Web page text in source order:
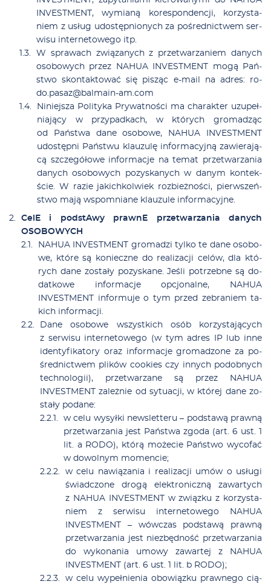
INVESTMENT, wy­mia­ną ko­re­spon­den­cji, ko­rzy­sta­
niem z usług udo­stęp­nio­nych za po­śred­nic­twem ser­
wi­su in­ter­ne­to­we­go itp.
W spra­wach zwią­za­nych z prze­twa­rza­niem da­nych
oso­bo­wych przez NAHUA INVESTMENT mo­gą Pań­
stwo skon­tak­to­wać się pi­sząc e-ma­il na ad­res: ro­
do.pa­sa­z@bal­ma­in-am.com
Ni­niej­sza Po­li­ty­ka Pry­wat­no­ści ma cha­rak­ter uzu­peł­
nia­ją­cy w przy­pad­kach, w któ­rych gro­ma­dząc
od Pań­stwa da­ne oso­bo­we, NAHUA INVESTMENT
udo­stęp­ni Pań­stwu klau­zu­lę in­for­ma­cyj­ną za­wie­ra­ją­
cą szcze­gó­ło­we in­for­ma­cje na te­mat prze­twa­rza­nia
da­nych oso­bo­wych po­zy­ska­nych w da­nym kon­tek­
ście. W ra­zie ja­kich­kol­wiek roz­bież­no­ści, pierw­szeń­
stwo ma­ją wspo­mnia­ne klau­zu­le in­for­ma­cyj­ne.
Ce­lE i pod­stAwy praw­nE prze­twa­rza­nia da­nych
OSOBOWYCH
NAHUA INVESTMENT gro­ma­dzi tyl­ko te da­ne oso­bo­
we, któ­re są ko­niecz­ne do re­ali­za­cji ce­lów, dla któ­
rych da­ne zo­sta­ły po­zy­ska­ne. Je­śli po­trzeb­ne są do­
dat­ko­we in­for­ma­cje opcjo­nal­ne, NAHUA
INVESTMENT in­for­mu­je o tym przed ze­bra­niem ta­
kich in­for­ma­cji.
Da­ne oso­bo­we wszyst­kich osób ko­rzy­sta­ją­cych
z ser­wi­su in­ter­ne­to­we­go (w tym ad­res IP lub in­ne
iden­ty­fi­ka­to­ry oraz in­for­ma­cje gro­ma­dzo­ne za po­
śred­nic­twem pli­ków co­okies czy in­nych po­dob­nych
tech­no­lo­gii), prze­twa­rza­ne są przez NAHUA
INVESTMENT za­leż­nie od sy­tu­acji, w któ­rej da­ne zo­
sta­ły poda­ne:
w ce­lu wy­sył­ki new­slet­te­ru – pod­sta­wą praw­ną
prze­twa­rza­nia jest Pań­stwa zgo­da (art. 6 ust. 1
lit. a RODO), któ­rą mo­że­cie Pań­stwo wy­co­fać
w do­wol­nym mo­men­cie;
w ce­lu na­wią­za­nia i re­ali­za­cji umów o usłu­gi
świad­czo­ne dro­gą elek­tro­nicz­ną za­war­tych
z NAHUA INVESTMENT w związ­ku z ko­rzy­sta­
niem z ser­wi­su in­ter­ne­to­we­go NAHUA
INVESTMENT – wów­czas pod­sta­wą praw­ną
prze­twa­rza­nia jest nie­zbęd­ność prze­twa­rza­nia
do wy­ko­na­nia umo­wy za­war­tej z NAHUA
INVESTMENT (art. 6 ust. 1 lit. b RODO);
w ce­lu wy­peł­nie­nia obo­wiąz­ku praw­ne­go cią­